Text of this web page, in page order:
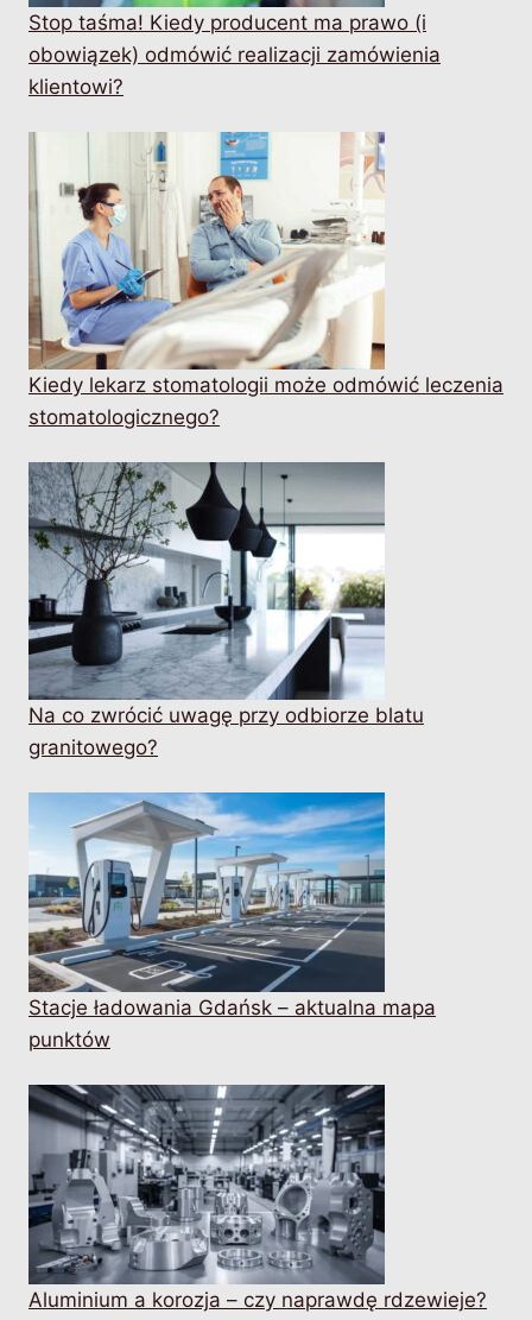
Stop taśma! Kiedy producent ma prawo (i
obowiązek) odmówić realizacji zamówienia
klientowi?
Kiedy lekarz stomatologii może odmówić leczenia
stomatologicznego?
Na co zwrócić uwagę przy odbiorze blatu
granitowego?
Stacje ładowania Gdańsk – aktualna mapa
punktów
Aluminium a korozja – czy naprawdę rdzewieje?